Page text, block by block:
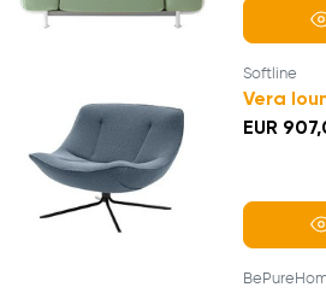
Softline
Vera
EUR